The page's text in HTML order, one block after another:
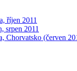
říjen 2011
srpen 2011
Chorvatsko (červen